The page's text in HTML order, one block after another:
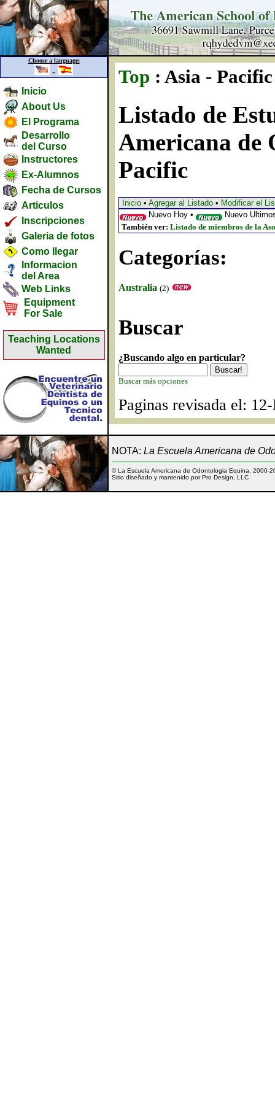
Choose a language:
-
Inicio
About Us
El Programa
Desarrollo
del Curso
Instructores
Ex-Alumnos
Fecha de Cursos
Articulos
Inscripciones
Galeria de fotos
Como llegar
Informacion
del Area
Web Links
Equipment
For Sale
Teaching Locations
Wanted
Top : Asia - Pacific
Listado de
Americana de
Pacific
Inicio • Agregar al Listado • Modificar el
Nuevo Hoy •
Nuevo
También ver: Listado de miembros de la
Categorías:
Australia (2)
Buscar
¿Buscando algo en particular?
Buscar más opciones
Paginas revisada el:
NOTA: La Escuela Americana de
© La Escuela Americana de Odontologia Equina, 2000-
Sitio diseñado y mantenido por Pro Design, LLC